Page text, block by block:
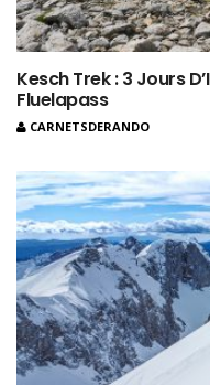
Kesch Trek : 3 Jours
Fluelapass
CARNETSDERANDO